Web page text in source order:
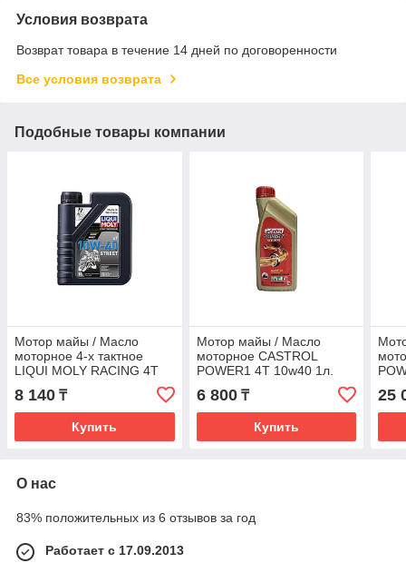
Условия возврата
Возврат товара в течение 14 дней по договоренности
Все условия возврата
Подобные товары компании
Мотор майы / Масло
моторное 4-х тактное
LIQUI MOLY RACING 4T
10w40 1л. (1521)
8 140 ₸
Купить
Мотор майы / Масло
моторное CASTROL
POWER1 4T 10w40 1л.
(Scooter)
6 800₸
Купить
25
О нас
83% положительных из 6 отзывов за год
Работает с 17.09.2013